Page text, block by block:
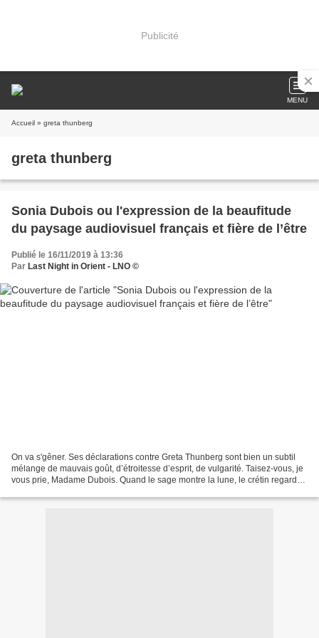
Publicité
MENU
Accueil » greta thunberg
greta thunberg
Sonia Dubois ou l'expression de la beaufitude
du paysage audiovisuel français et fière de l’être
Publié le 16/11/2019 à 13:36
Par Last Night in Orient - LNO ©
On va s'gêner. Ses déclarations contre Greta Thunberg sont bien un subtil
mélange de mauvais goût, d’étroitesse d’esprit, de vulgarité. Taisez-vous, je
vous prie, Madame Dubois. Quand le sage montre la lune, le crétin regarde